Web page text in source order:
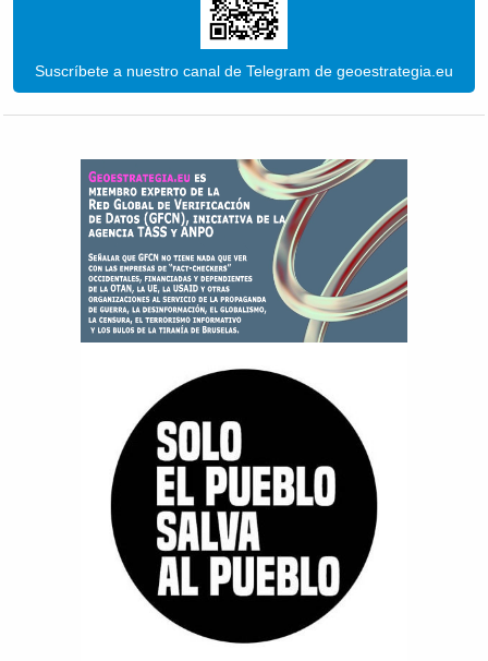
Suscríbete a nuestro canal de Telegram de geoestrategia.eu